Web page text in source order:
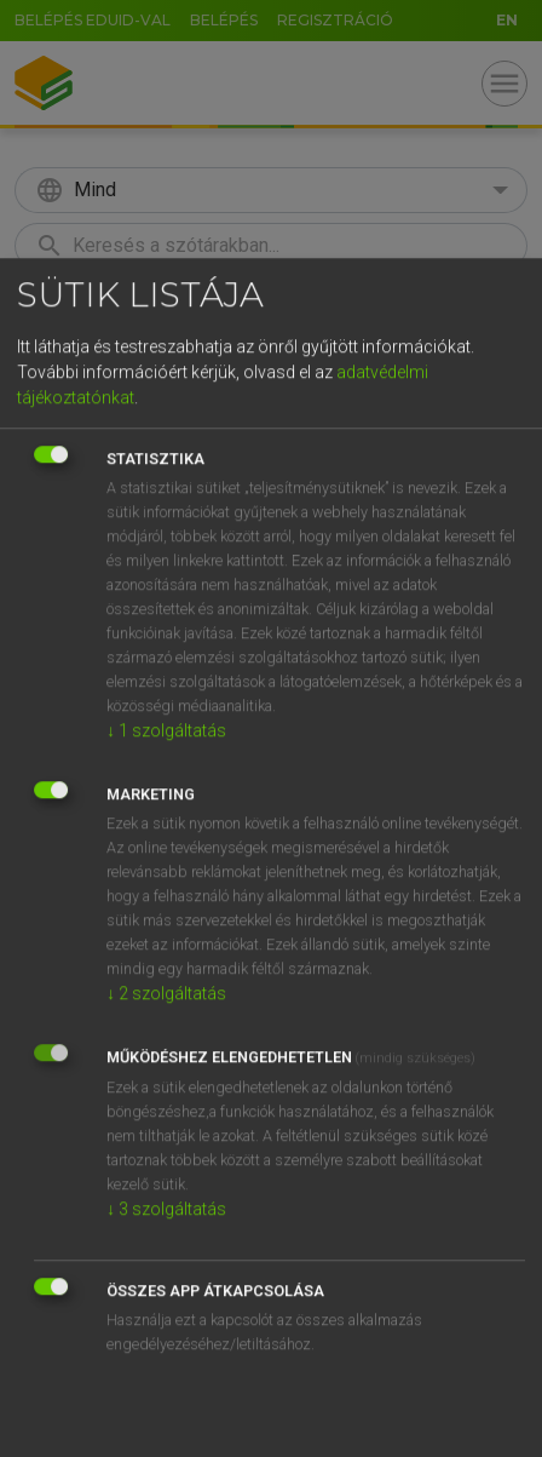
BELÉPÉS EDUID-VAL BELÉPÉS REGISZTRÁCIÓ EN
menu
language Mind
search
KERESÉS
Európai uniós terminológiai szótár
VAN ELŐFIZETÉSED?
Van előfizetésem a teljes szócikk megtekintéséhez.
BELÉPÉS
NINCS ELŐFIZETÉSED?
Nincs regisztrációm és előfizetésem. A szótár 2 órás,
díjmentes próbaverziójának elindításához regisztrálok és
belépek.
REGISZTRÁCIÓ
EURÓPAI UNIÓS TERMINOLÓGIAI SZÓTÁR
Kapcsolódó anyagok
rye
SÜTIK LISTÁJA
Itt láthatja és testreszabhatja az önről gyűjtött információkat.
További információért kérjük, olvasd el az adatvédelmi
tájékoztatónkat.
STATISZTIKA
A statisztikai sütiket „teljesítménysütiknek” is nevezik. Ezek a
sütik információkat gyűjtenek a webhely használatának
módjáról, többek között arról, hogy milyen oldalakat keresett fel
és milyen linkekre kattintott. Ezek az információk a felhasználó
azonosítására nem használhatóak, mivel az adatok
összesítettek és anonimizáltak. Céljuk kizárólag a weboldal
funkcióinak javítása. Ezek közé tartoznak a harmadik féltől
származó elemzési szolgáltatásokhoz tartozó sütik; ilyen
elemzési szolgáltatások a látogatóelemzések, a hőtérképek és a
közösségi médiaanalitika.
↓ 1 szolgáltatás
MARKETING
Ezek a sütik nyomon követik a felhasználó online tevékenységét.
Az online tevékenységek megismerésével a hirdetők
relevánsabb reklámokat jeleníthetnek meg, és korlátozhatják,
hogy a felhasználó hány alkalommal láthat egy hirdetést. Ezek a
sütik más szervezetekkel és hirdetőkkel is megoszthatják
ezeket az információkat. Ezek állandó sütik, amelyek szinte
mindig egy harmadik féltől származnak.
↓ 2 szolgáltatás
MŰKÖDÉSHEZ ELENGEDHETETLEN (mindig szükséges)
Ezek a sütik elengedhetetlenek az oldalunkon történő
böngészéshez,a funkciók használatához, és a felhasználók
nem tilthatják le azokat. A feltétlenül szükséges sütik közé
tartoznak többek között a személyre szabott beállításokat
kezelő sütik.
↓ 3 szolgáltatás
ÖSSZES APP ÁTKAPCSOLÁSA
Használja ezt a kapcsolót az összes alkalmazás
engedélyezéséhez/letiltásához.
GR
t z u i o p
g h j k l é á ű Ω
n m , . AltGr